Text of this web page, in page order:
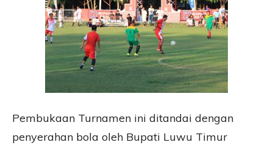
Pembukaan Turnamen ini ditandai dengan
penyerahan bola oleh Bupati Luwu Timur